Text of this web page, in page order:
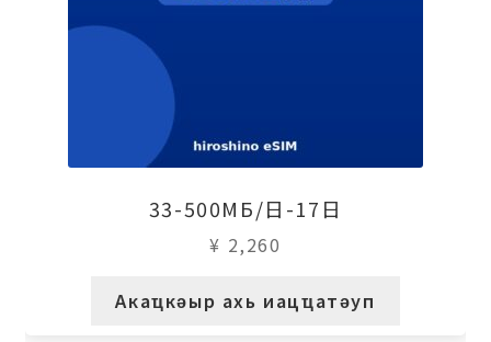
33-500МБ/日-17日
¥ 2,260
Акаҵкәыр ахь иацҵатәуп